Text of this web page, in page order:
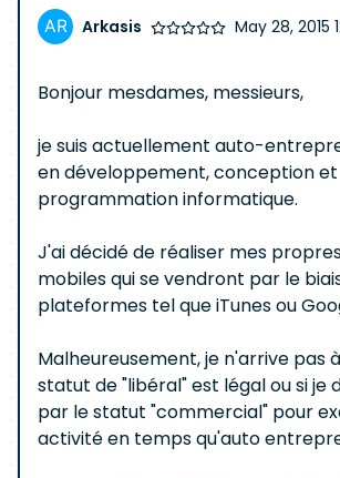
Arkasis May 28, 2015
Bonjour mesdames, messieurs,
je suis actuellement auto-
en développement, conception et
programmation informatique.
J'ai décidé de réaliser mes
mobiles qui se vendront par le
plateformes tel que iTunes ou
Malheureusement, je n'arrive pas
statut de "libéral" est légal ou si je
par le statut "commercial" pour
activité en temps qu'auto